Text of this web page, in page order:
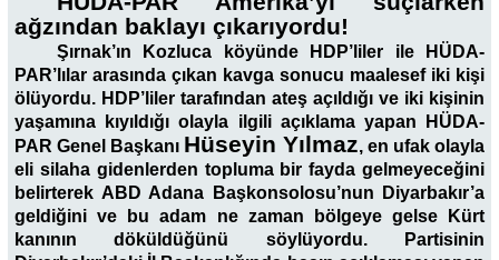
ağzından baklayı çıkarıyordu!
Şırnak’ın Kozluca köyünde HDP’liler ile HÜDA-
PAR’lılar arasında çıkan kavga sonucu maalesef iki kişi
ölüyordu. HDP’liler tarafından ateş açıldığı ve iki kişinin
yaşamına kıyıldığı olayla ilgili açıklama yapan HÜDA-
PAR Genel Başkanı Hüseyin Yılmaz, en ufak olayla
eli silaha gidenlerden topluma bir fayda gelmeyeceğini
belirterek ABD Adana Başkonsolosu’nun Diyarbakır’a
geldiğini ve bu adam ne zaman bölgeye gelse Kürt
kanının döküldüğünü söylüyordu. Partisinin